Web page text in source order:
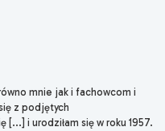
mnie jak i fachowcom i
z podjętych
[...] i urodziłam się w roku 1957.